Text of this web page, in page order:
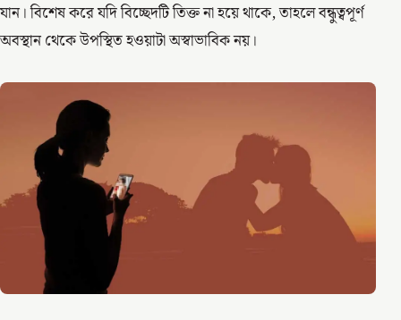
যান। বিশেষ করে যদি বিচ্ছেদটি তিক্ত না হয়ে থাকে, তাহলে বন্ধুত্বপূর্ণ
অবস্থান থেকে উপস্থিত হওয়াটা অস্বাভাবিক নয়।